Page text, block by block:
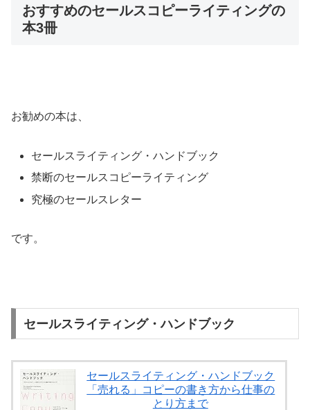
おすすめのセールスコピーライティングの
本3冊
お勧めの本は、
セールスライティング・ハンドブック
禁断のセールスコピーライティング
究極のセールスレター
です。
セールスライティング・ハンドブック
セールスライティング・ハンドブック
「売れる」コピーの書き方から仕事の
とり方まで